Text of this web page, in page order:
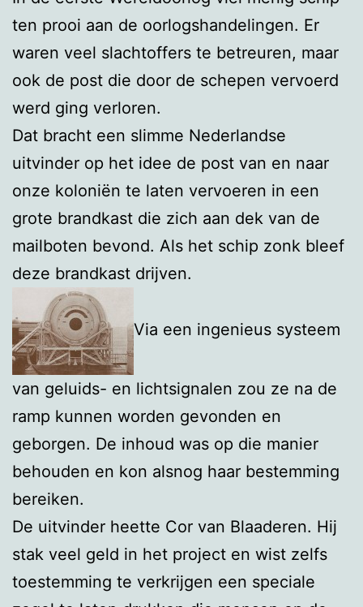
ten prooi aan de oorlogshandelingen. Er
waren veel slachtoffers te betreuren, maar
ook de post die door de schepen vervoerd
werd ging verloren.
Dat bracht een slimme Nederlandse
uitvinder op het idee de post van en naar
onze koloniën te laten vervoeren in een
grote brandkast die zich aan dek van de
mailboten bevond. Als het schip zonk bleef
deze brandkast drijven.
Via een ingenieus systeem
van geluids- en lichtsignalen zou ze na de
ramp kunnen worden gevonden en
geborgen. De inhoud was op die manier
behouden en kon alsnog haar bestemming
bereiken.
De uitvinder heette Cor van Blaaderen. Hij
stak veel geld in het project en wist zelfs
toestemming te verkrijgen een speciale